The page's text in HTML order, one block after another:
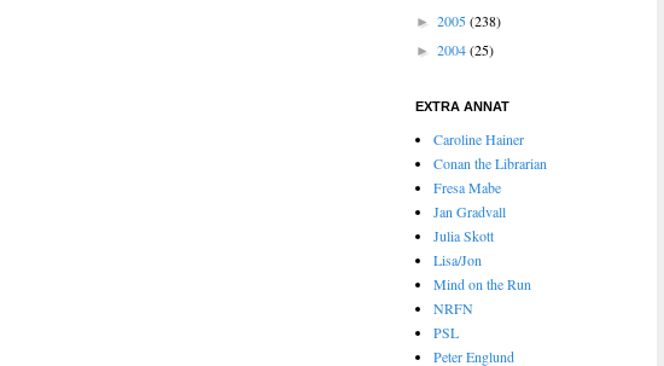
► 2005(238)
► 2004(25)
EXTRA ANNAT
Caroline Hainer
Conan the Librarian
Fresa Mabe
Jan Gradvall
Julia Skott
Lisa/Jon
Mind on the Run
NRFN
PSL
Peter Englund